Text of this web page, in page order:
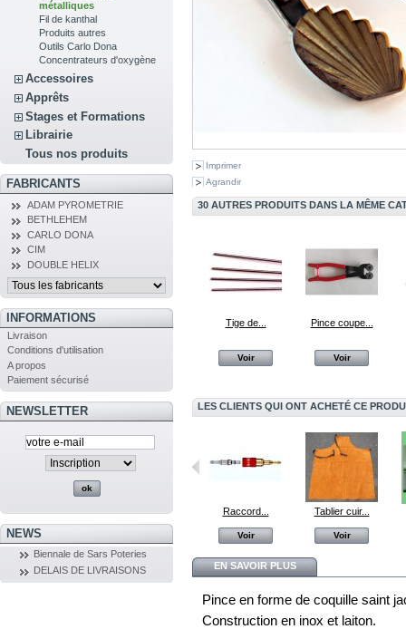
métalliques
Fil de kanthal
Produits autres
Outils Carlo Dona
Concentrateurs d'oxygène
Accessoires
Apprêts
Stages et Formations
Librairie
Tous nos produits
FABRICANTS
ADAM PYROMETRIE
BETHLEHEM
CARLO DONA
CIM
DOUBLE HELIX
INFORMATIONS
Livraison
Conditions d'utilisation
A propos
Paiement sécurisé
NEWSLETTER
NEWS
Biennale de Sars Poteries
DELAIS DE LIVRAISONS
Imprimer
Agrandir
30 AUTRES PRODUITS DANS LA MÊME
Tige de...
Voir
Pince coupe...
Voir
LES CLIENTS QUI ONT ACHETÉ CE
Raccord Y... Raccord...
Voir
Tablier cuir...
Voir
EN SAVOIR PLUS
Pince en forme de coquille saint
Construction en inox et laiton.